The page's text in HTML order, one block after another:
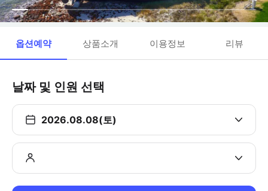
옵션예약 상품소개 이용정보 리뷰
날짜 및 인원 선택
2026.08.08(토)